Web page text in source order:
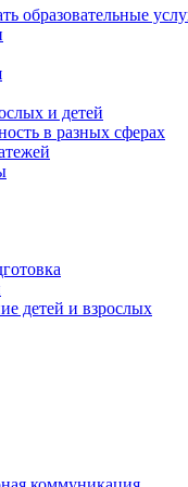
образовательные
и детей
в разных сферах
детей и взрослых